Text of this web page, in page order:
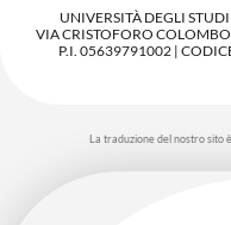
UNIVERSITÀ DEGLI
VIA CRISTOFORO
P.I. 05639791002 |
La traduzione del nostro sito